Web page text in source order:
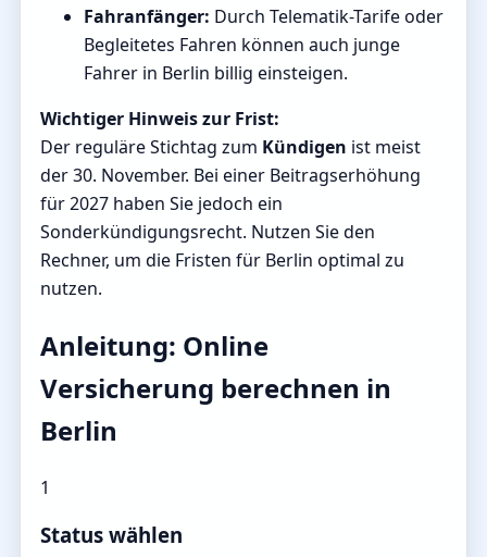
Fahranfänger: Durch Telematik-Tarife oder
Begleitetes Fahren können auch junge
Fahrer in Berlin billig einsteigen.
Wichtiger Hinweis zur Frist:
Der reguläre Stichtag zum Kündigen ist meist
der 30. November. Bei einer Beitragserhöhung
für 2027 haben Sie jedoch ein
Sonderkündigungsrecht. Nutzen Sie den
Rechner, um die Fristen für Berlin optimal zu
nutzen.
Anleitung: Online
Versicherung berechnen in
Berlin
1
Status wählen